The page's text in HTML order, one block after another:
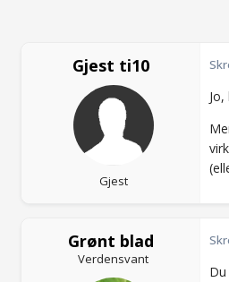
Gjest ti10
Gjest
Grønt blad
Verdensvant